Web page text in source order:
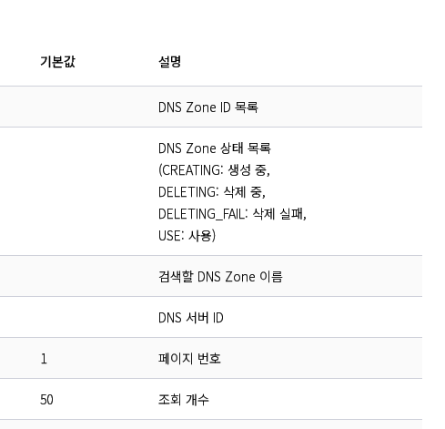
기본값 설명
DNS Zone ID 목록
DNS Zone 상태 목록
(CREATING: 생성 중,
DELETING: 삭제 중,
DELETING_FAIL: 삭제 실패,
USE: 사용)
검색할 DNS Zone 이름
DNS 서버 ID
1 페이지 번호
50 조회 개수